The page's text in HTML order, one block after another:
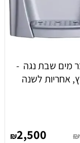
מים שבת נגה -
אחריות לשנה
₪
₪2,500